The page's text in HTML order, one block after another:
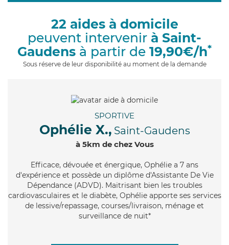
g
22 aides à domicile
peuvent intervenir à Saint-
Gaudens à partir de 19,90€/h*
Sous réserve de leur disponibilité au moment de la demande
SPORTIVE
Ophélie X., Saint-Gaudens
à 5km de chez Vous
Efficace, dévouée et énergique, Ophélie a 7 ans
d'expérience et possède un diplôme d'Assistante De Vie
Dépendance (ADVD). Maitrisant bien les troubles
cardiovasculaires et le diabète, Ophélie apporte ses services
de lessive/repassage, courses/livraison, ménage et
surveillance de nuit*